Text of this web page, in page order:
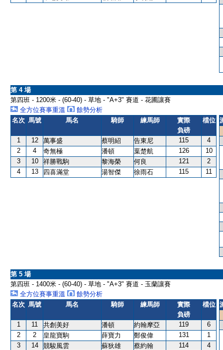
第 4 場
第四班 - 1200米 - (60-40) - 草地 - "A+3" 賽道 - 花圃讓賽
全方位賽事重溫
餘勢分析
名次 馬號 馬名 騎師 練馬師
實際
負磅
檔位
1 12 萬事盛 蔡明紹 告東尼 115
4
2
4 奇無極 潘頓 葉楚航 126
10
3
10 祥勝戰駒 黎海榮 何良 121
2
4
13 四喜滿堂 湯智傑 徐雨石 115 11
第 5 場
第四班 - 1400米 - (60-40) - 草地 - "A+3" 賽道 - 玉蘭讓賽
全方位賽事重溫
餘勢分析
名次 馬號 馬名 騎師 練馬師
實際
負磅
檔位
1 11 共創美好 潘頓 約翰摩亞 119
6
2
2 皇龍寶駒 薛寶力 鄭俊偉 131
1
3
14 競駿風雲 蘇狄雄 蔡約翰 114
4